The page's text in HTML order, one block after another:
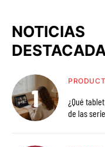
NOTICIAS
¿Qué
de las